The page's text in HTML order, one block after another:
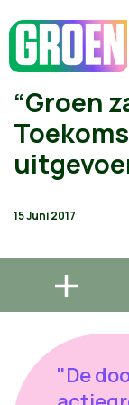
“Groen
15 Juni 2017
"De